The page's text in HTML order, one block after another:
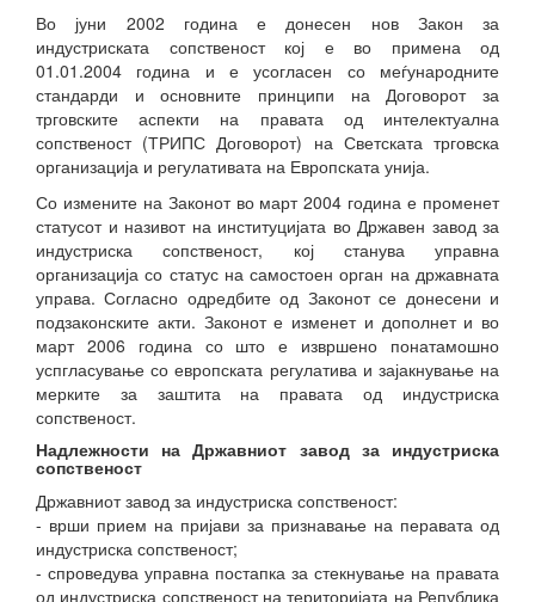
Во јуни 2002 година е донесен нов Закон за
индустриската сопственост кој е во примена од
01.01.2004 година и е усогласен со меѓународните
стандарди и основните принципи на Договорот за
трговските аспекти на правата од интелектуална
сопственост (ТРИПС Договорот) на Светската трговска
организација и регулативата на Европската унија.
Со измените на Законот во март 2004 година е променет
статусот и називот на институцијата во Државен завод за
индустриска сопственост, кој станува управна
организација со статус на самостоен орган на државната
управа. Согласно одредбите од Законот се донесени и
подзаконските акти. Законот е изменет и дополнет и во
март 2006 година со што е извршено понатамошно
успгласување со европската регулатива и зајакнување на
мерките за заштита на правата од индустриска
сопственост.
Надлежности на Државниот завод за индустриска
сопственост
Државниот завод за индустриска сопственост:
- врши прием на пријави за признавање на перавата од
индустриска сопственост;
- спроведува управна постапка за стекнување на правата
од индустриска сопственост на територијата на Република